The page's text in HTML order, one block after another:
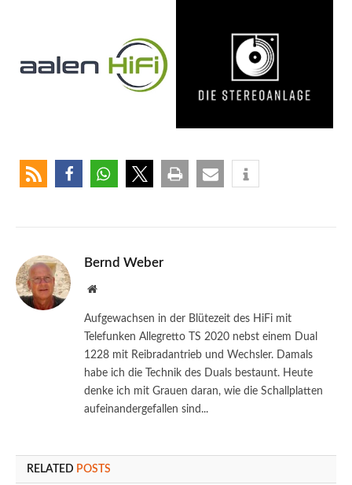
Bernd Weber
Website
Aufgewachsen in der Blütezeit des HiFi mit
Telefunken Allegretto TS 2020 nebst einem Dual
1228 mit Reibradantrieb und Wechsler. Damals
habe ich die Technik des Duals bestaunt. Heute
denke ich mit Grauen daran, wie die Schallplatten
aufeinandergefallen sind...
RELATED POSTS